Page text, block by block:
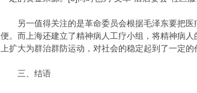
另一值得关注的是革命委员会根据毛泽东要把医
便。而上海还建立了精神病人工疗小组，将精神病
上扩大为群治群防运动，对社会的稳定起到了一定
三、结语